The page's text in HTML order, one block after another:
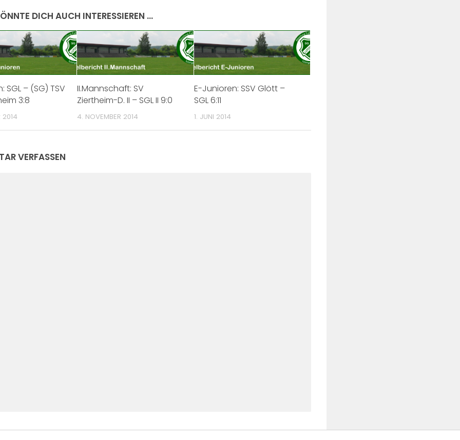
DICH AUCH INTERESSIEREN …
SGL – (SG) TSV
3:8
2014
II.Mannschaft: SV
Ziertheim-D. II – SGL II 9:0
4. NOVEMBER 2014
E-Junioren: SSV Glött –
SGL 6:11
1. JUNI 2014
VERFASSEN